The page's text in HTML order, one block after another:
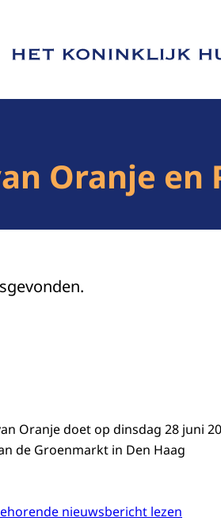
van Het Koninklijk Huis
Oranje en
Oranje doet op dinsdag 28 juni
de Groenmarkt in Den Haag
nieuwsbericht lezen